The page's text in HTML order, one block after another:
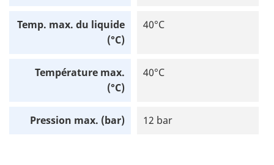
Temp. max. du liquide
(°C)
40°C
Température max.
(°C)
40°C
Pression max. (bar) 12 bar